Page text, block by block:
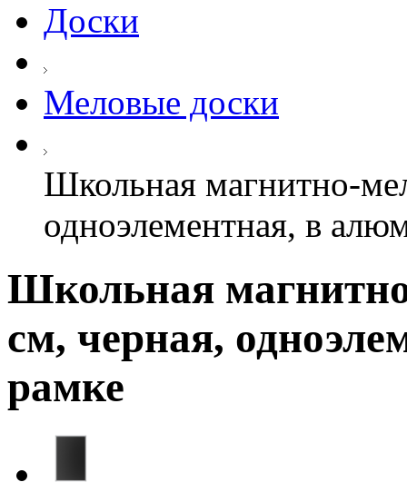
Доски
Меловые доски
Школьная магнитно-
одноэлементная, в
Школьная
см, черная,
рамке